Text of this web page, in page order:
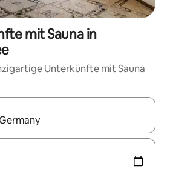
mit Sauna in
Unterkünfte mit Sauna
sind, navigiere mit den